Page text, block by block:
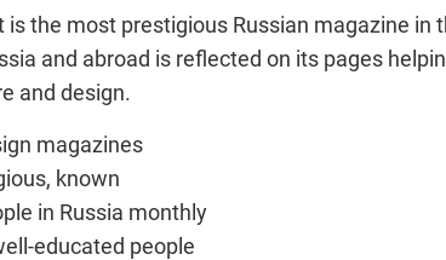
the most prestigious Russian magazine in
and abroad is reflected on its pages
and design.
magazines
known
in Russia monthly
educated people